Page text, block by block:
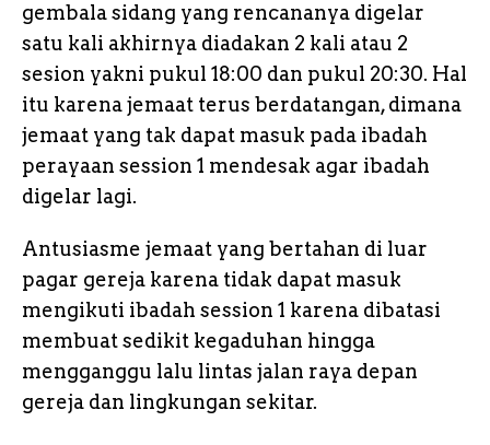
gembala sidang yang rencananya digelar
satu kali akhirnya diadakan 2 kali atau 2
sesion yakni pukul 18:00 dan pukul 20:30. Hal
itu karena jemaat terus berdatangan, dimana
jemaat yang tak dapat masuk pada ibadah
perayaan session 1 mendesak agar ibadah
digelar lagi.
Antusiasme jemaat yang bertahan di luar
pagar gereja karena tidak dapat masuk
mengikuti ibadah session 1 karena dibatasi
membuat sedikit kegaduhan hingga
mengganggu lalu lintas jalan raya depan
gereja dan lingkungan sekitar.